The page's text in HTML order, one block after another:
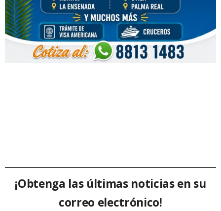
¡Obtenga las últimas noticias en su
correo electrónico!